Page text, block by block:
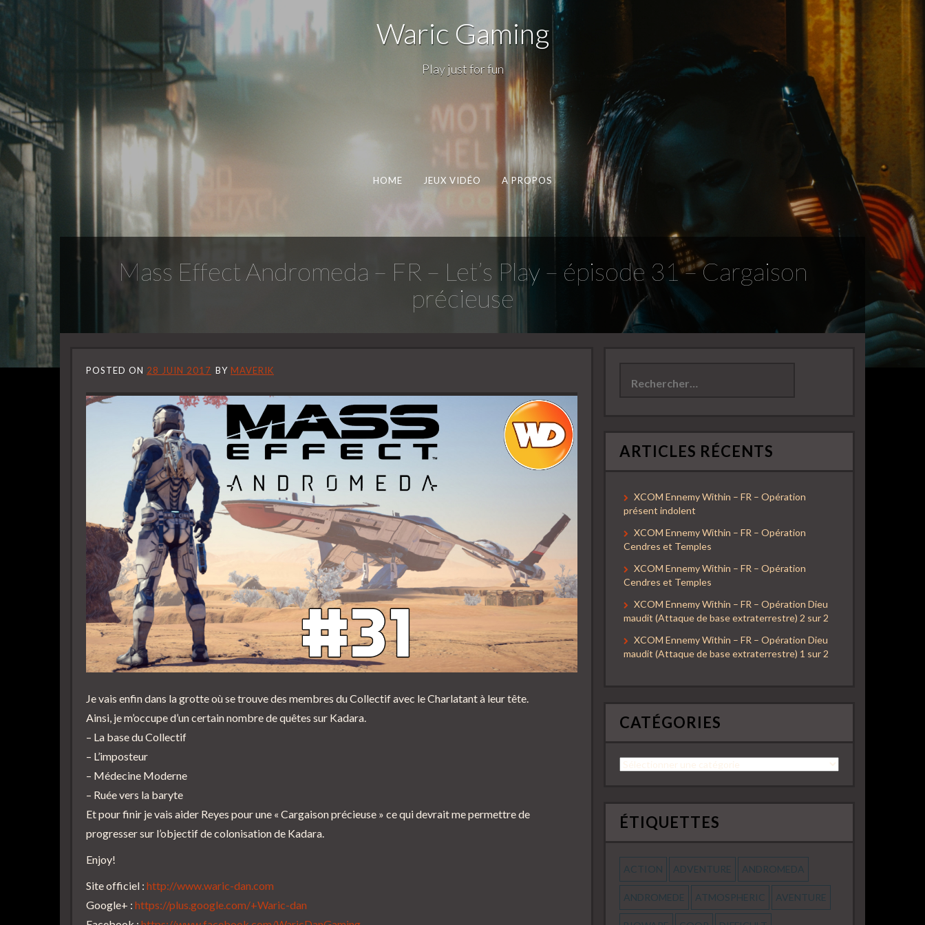
Waric Gaming
Play just for fun
HOME JEUX VIDÉO A PROPOS
Mass Effect Andromeda – FR – Let’s Play – épisode 31 – Cargaison
précieuse
POSTED ON 28 JUIN 2017 BY MAVERIK
Je vais enfin dans la grotte où se trouve des membres du Collectif avec le Charlatant à leur tête.
Ainsi, je m’occupe d’un certain nombre de quêtes sur Kadara.
– La base du Collectif
– L’imposteur
– Médecine Moderne
– Ruée vers la baryte
Et pour finir je vais aider Reyes pour une « Cargaison précieuse » ce qui devrait me permettre de
progresser sur l’objectif de colonisation de Kadara.
Enjoy!
Site officiel : http://www.waric-dan.com
Google+ : https://plus.google.com/+Waric-dan
ARTICLES RÉCENTS
XCOM Ennemy Within – FR – Opération
présent indolent
XCOM Ennemy Within – FR – Opération
Cendres et Temples
XCOM Ennemy Within – FR – Opération
Cendres et Temples
XCOM Ennemy Within – FR – Opération Dieu
maudit (Attaque de base extraterrestre) 2 sur 2
XCOM Ennemy Within – FR – Opération Dieu
maudit (Attaque de base extraterrestre) 1 sur 2
CATÉGORIES
Catégories
ÉTIQUETTES
ACTION ADVENTURE ANDROMEDA
ANDROMEDE ATMOSPHERIC AVENTURE